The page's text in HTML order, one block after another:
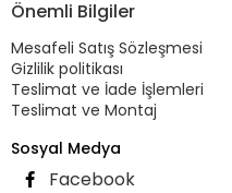
Önemli Bilgiler
Mesafeli Satış Sözleşmesi
Gizlilik politikası
Teslimat ve İade İşlemleri
Teslimat ve Montaj
Sosyal Medya
Facebook